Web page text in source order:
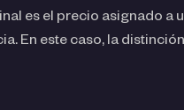
es el precio asignado a
En este caso, la